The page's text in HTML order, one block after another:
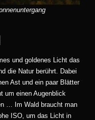
und goldenes Licht das
die Natur berührt. Dabei
Ast und ein paar Blätter
um einen Augenblick
… Im Wald braucht man
ISO, um das Licht in